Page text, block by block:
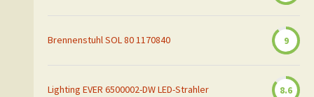
Brennenstuhl SOL 80 1170840 9
Lighting EVER 6500002-DW LED-Strahler 8.6